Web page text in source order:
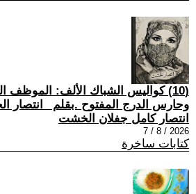
(10) كواليس الشباك الألف: الموظف
وحارس الدرج المفتوح .بقلم _انتصار
انتصار كامل جفلان الخشت
2026 / 8 / 7
كتابات ساخرة